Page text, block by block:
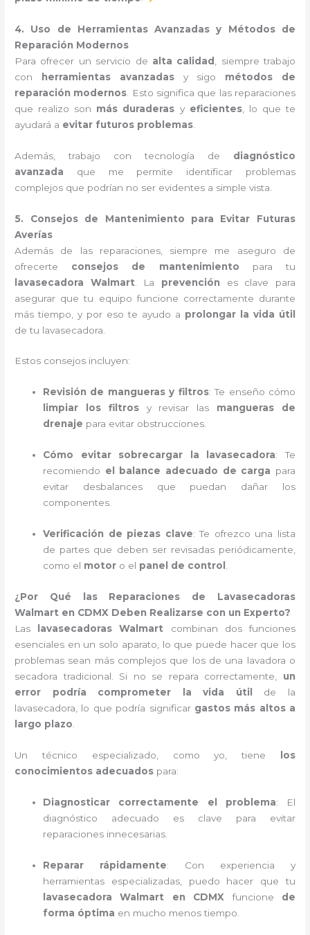
4. Uso de Herramientas Avanzadas y Métodos de
Reparación Modernos
Para ofrecer un servicio de alta calidad
, siempre trabajo
con
herramientas avanzadasy sigo métodos de
reparación modernos . Esto significa que las reparaciones
que realizo son más duraderas y eficientes, lo que te
ayudará a evitar futuros problemas
Además, trabajo con tecnología de diagnóstico
avanzada que me permite identificar problemas
complejos que podrían no ser evidentes a simple vista.
5. Consejos de Mantenimiento para Evitar Futuras
Averías
Además de las reparaciones, siempre me aseguro de
ofrecerte consejos de mantenimiento para tu
lavasecadora Walmart . La prevención es clave para
asegurar que tu equipo funcione correctamente durante
más tiempo, y por eso te ayudo a prolongar la vida útil
de tu lavasecadora.
Estos consejos incluyen:
Revisión de mangueras y filtros: Te enseño cómo
limpiar los filtrosy revisar las mangueras de
drenaje para evitar obstrucciones.
Cómo evitar sobrecargar la lavasecadora: Te
recomiendo el balance adecuado de carga para
evitar desbalances que puedan dañar los
componentes.
Verificación de piezas clave: Te ofrezco una lista
de partes que deben ser revisadas periódicamente,
como el motor o el panel de control
¿Por Qué las Reparaciones de Lavasecadoras
Walmart en CDMX Deben Realizarse con un Experto?
Las
lavasecadoras Walmart combinan dos funciones
esenciales en un solo aparato, lo que puede hacer que los
problemas sean más complejos que los de una lavadora o
secadora tradicional. Si no se repara correctamente, un
error podría comprometer la vida útil
de la
lavasecadora, lo que podría significar gastos más altos a
largo plazo
Un técnico especializado, como yo, tiene
los
conocimientos adecuados para:
Diagnosticar correctamente el problema: El
diagnóstico adecuado es clave para evitar
reparaciones innecesarias.
Reparar rápidamente: Con experiencia y
herramientas especializadas, puedo hacer que tu
lavasecadora Walmart en CDMX funcione de
forma óptima en mucho menos tiempo.